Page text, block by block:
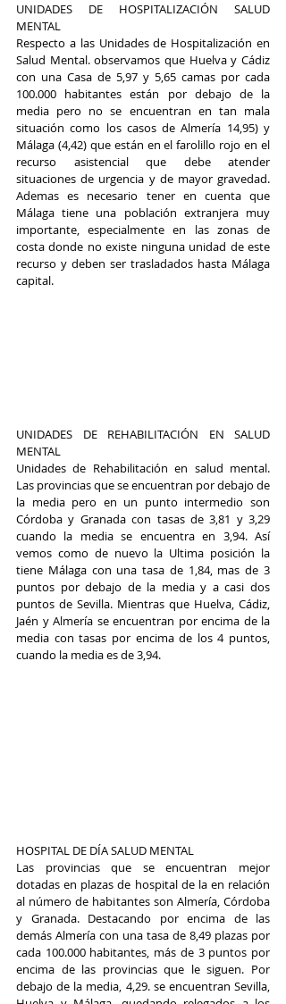
UNIDADES DE HOSPITALIZACIÓN SALUD
MENTAL
Respecto a las Unidades de Hospitalización en
Salud Mental. observamos que Huelva y Cádiz
con una Casa de 5,97 y 5,65 camas por cada
100.000 habitantes están por debajo de la
media pero no se encuentran en tan mala
situación como los casos de Almería 14,95) y
Málaga (4,42) que están en el farolillo rojo en el
recurso asistencial que debe atender
situaciones de urgencia y de mayor gravedad.
Ademas es necesario tener en cuenta que
Málaga tiene una población extranjera muy
importante, especialmente en las zonas de
costa donde no existe ninguna unidad de este
recurso y deben ser trasladados hasta Málaga
capital.
UNIDADES DE REHABILITACIÓN EN SALUD
MENTAL
Unidades de Rehabilitación en salud mental.
Las provincias que se encuentran por debajo de
la media pero en un punto intermedio son
Córdoba y Granada con tasas de 3,81 y 3,29
cuando la media se encuentra en 3,94. Así
vemos como de nuevo la Ultima posición la
tiene Málaga con una tasa de 1,84, mas de 3
puntos por debajo de la media y a casi dos
puntos de Sevilla. Mientras que Huelva, Cádiz,
Jaén y Almería se encuentran por encima de la
media con tasas por encima de los 4 puntos,
cuando la media es de 3,94.
HOSPITAL DE DÍA SALUD MENTAL
Las provincias que se encuentran mejor
dotadas en plazas de hospital de la en relación
al número de habitantes son Almería, Córdoba
y Granada. Destacando por encima de las
demás Almería con una tasa de 8,49 plazas por
cada 100.000 habitantes, más de 3 puntos por
encima de las provincias que le siguen. Por
debajo de la media, 4,29. se encuentran Sevilla,